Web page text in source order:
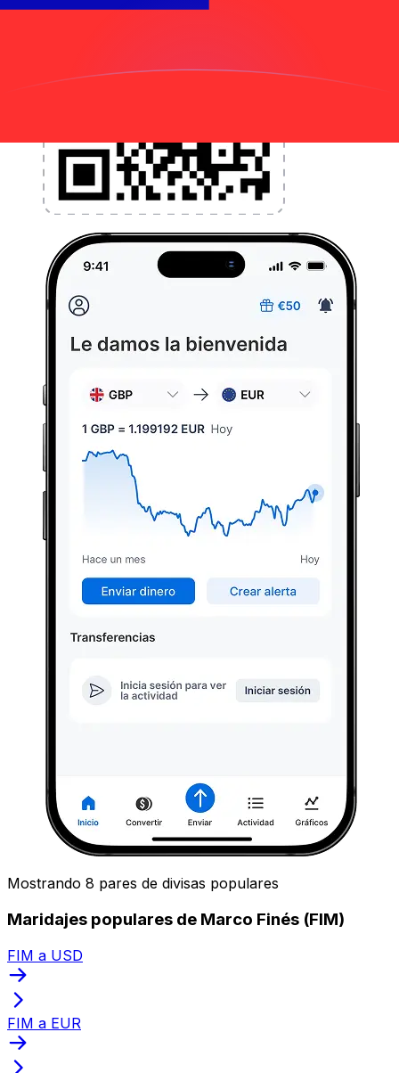
Mostrando 8 pares de divisas populares
Maridajes populares de Marco Finés (FIM)
FIM a USD
FIM a EUR